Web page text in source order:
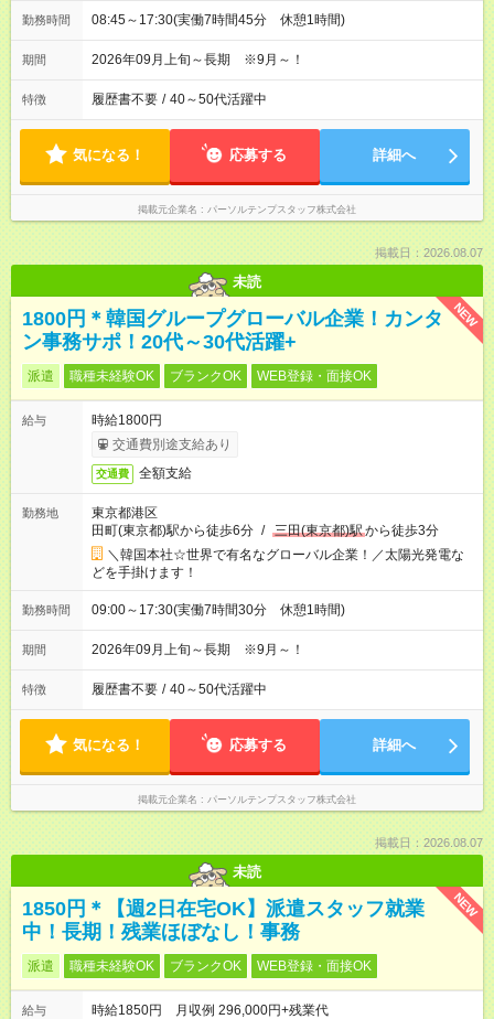
勤務時間 08:45～17:30(実働7時間45分 休憩1時間)
期間 2026年09月上旬～長期 ※9月～！
特徴 履歴書不要 / 40～50代活躍中
気になる！ 応募する 詳細へ
掲載元企業名 パーソルテンプスタッフ株式会社
掲載日：2026.08.07
未読
NEW
1800円＊韓国グループグローバル企業！カンタ
ン事務サポ！20代～30代活躍+
派遣 職種未経験OK ブランクOK WEB登録・面接OK
給与
時給1800円
交通費別途支給あり
交通費 全額支給
勤務地
東京都港区
田町(東京都)駅から徒歩6分 / 三田(東京都)駅から徒歩3分
＼韓国本社☆世界で有名なグローバル企業！／太陽光発電な
どを手掛けます！
勤務時間 09:00～17:30(実働7時間30分 休憩1時間)
期間 2026年09月上旬～長期 ※9月～！
特徴 履歴書不要 / 40～50代活躍中
気になる！ 応募する 詳細へ
掲載元企業名 パーソルテンプスタッフ株式会社
掲載日：2026.08.07
未読
NEW
1850円＊【週2日在宅OK】派遣スタッフ就業
中！長期！残業ほぼなし！事務
派遣 職種未経験OK ブランクOK WEB登録・面接OK
給与
時給1850円 月収例 296,000円+残業代